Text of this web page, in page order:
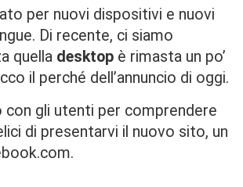
per nuovi dispositivi e nuovi
Di recente, ci siamo
quella desktop è rimasta un po’
il perché dell’annuncio di oggi.
gli utenti per comprendere
di presentarvi il nuovo sito, un